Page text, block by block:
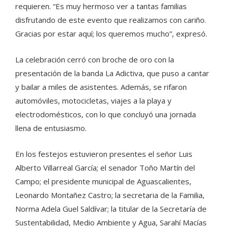
requieren. “Es muy hermoso ver a tantas familias
disfrutando de este evento que realizamos con cariño.
Gracias por estar aquí; los queremos mucho”, expresó.
La celebración cerró con broche de oro con la
presentación de la banda La Adictiva, que puso a cantar
y bailar a miles de asistentes. Además, se rifaron
automóviles, motocicletas, viajes a la playa y
electrodomésticos, con lo que concluyó una jornada
llena de entusiasmo.
En los festejos estuvieron presentes el señor Luis
Alberto Villarreal García; el senador Toño Martín del
Campo; el presidente municipal de Aguascalientes,
Leonardo Montañez Castro; la secretaria de la Familia,
Norma Adela Guel Saldívar; la titular de la Secretaría de
Sustentabilidad, Medio Ambiente y Agua, Sarahí Macías